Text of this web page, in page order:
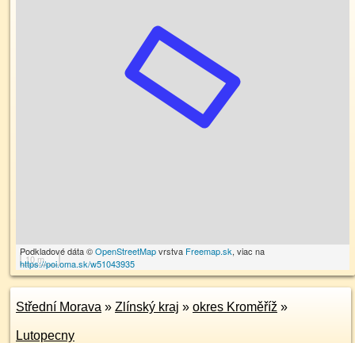
10 m
Podkladové dáta ©OpenStreetMapvrstva Freemap.sk, viac na
https://poi.oma.sk/w51043935
Střední Morava » Zlínský kraj » okres Kroměříž »
Lutopecny